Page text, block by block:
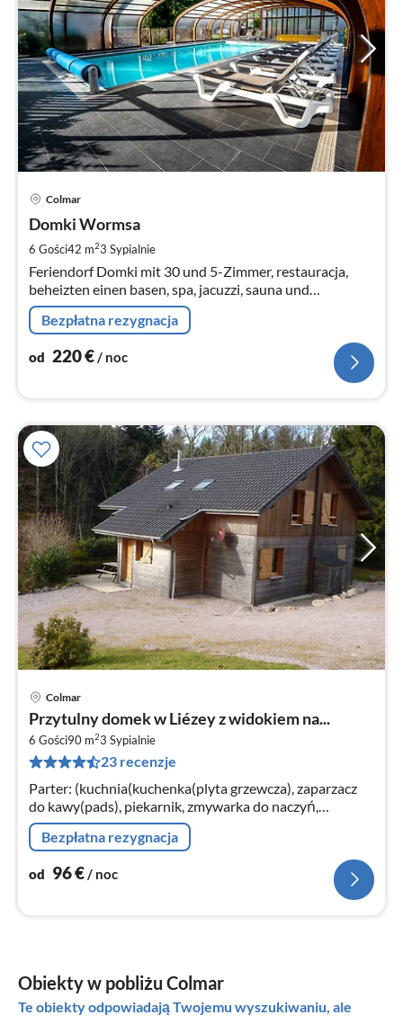
Colmar
Domki Wormsa
6 Gości42 m23 Sypialnie
Feriendorf Domki mit 30 und 5-Zimmer, restauracja,
beheizten einen basen, spa, jacuzzi, sauna und
Dampfbad.
Bezpłatna rezygnacja
od 220€/ noc
Colmar
Przytulny domek w Liézey z widokiem na...
6 Gości90 m23 Sypialnie
23 recenzje
Parter: (kuchnia(kuchenka(plyta grzewcza), zaparzacz
do kawy(pads), piekarnik, zmywarka do naczyń,
lodówko-zamrażarka), salon/jadalnia(TV, odtwarzacz
DVD)
Bezpłatna rezygnacja
od 96€/ noc
Obiekty w pobliżu Colmar
Te obiekty odpowiadają Twojemu wyszukiwaniu, ale